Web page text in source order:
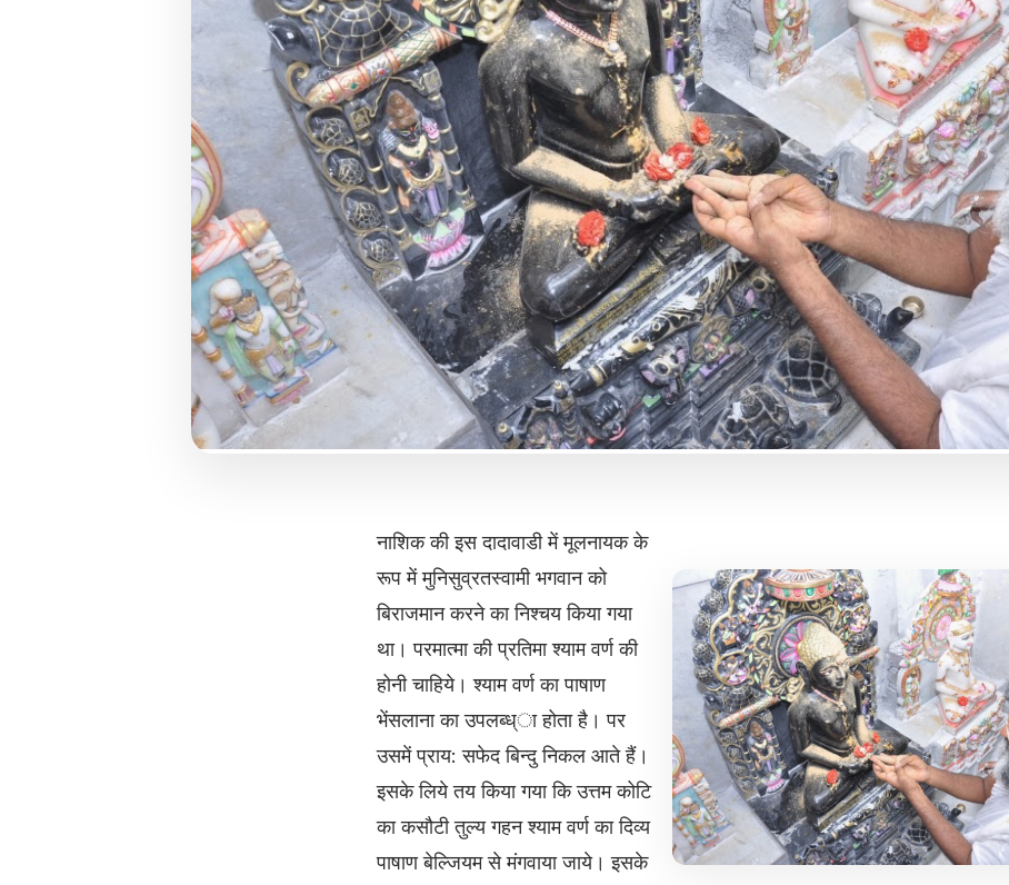
नाशिक की इस दादावाडी में मूलनायक के
रूप में मुनिसुव्रतस्वामी भगवान को
बिराजमान करने का निश्चय किया गया
था। परमात्मा की प्रतिमा श्याम वर्ण की
होनी चाहिये। श्याम वर्ण का पाषाण
भेंसलाना का उपलब्ध्ा होता है। पर
उसमें प्राय: सफेद बिन्दु निकल आते हैं।
इसके लिये तय किया गया कि उत्तम कोटि
का कसौटी तुल्य गहन श्याम वर्ण का दिव्य
पाषाण बेल्जियम से मंगवाया जाये। इसके